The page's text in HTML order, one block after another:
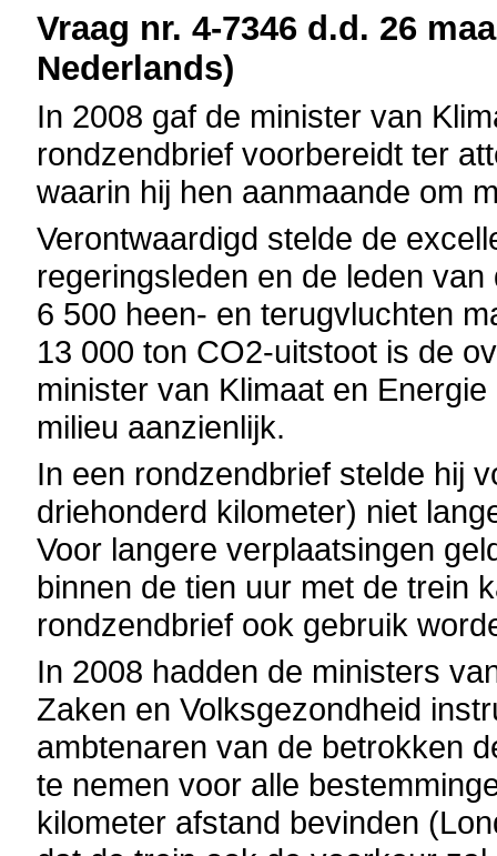
Vraag nr. 4-7346 d.d. 26
Nederlands)
In 2008 gaf de minister van
rondzendbrief voorbereidt ter
waarin hij hen aanmaande om
Verontwaardigd stelde de
regeringsleden en de leden
6 500 heen- en terugvluchten
13 000 ton CO2-uitstoot is de
minister van Klimaat en
milieu aanzienlijk.
In een rondzendbrief stelde hij
driehonderd kilometer) niet
Voor langere verplaatsingen
binnen de tien uur met de trein
rondzendbrief ook gebruik
In 2008 hadden de ministers
Zaken en Volksgezondheid
ambtenaren van de betrokken
te nemen voor alle
kilometer afstand bevinden